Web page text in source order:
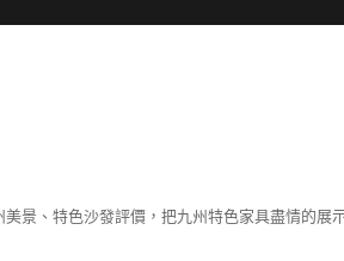
景、特色沙發評價，把九州特色家具盡情的展